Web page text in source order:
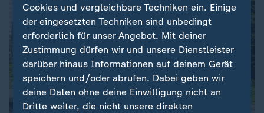
Cookies und vergleichbare Techniken ein. Einige
der eingesetzten Techniken sind unbedingt
erforderlich für unser Angebot. Mit deiner
Zustimmung dürfen wir und unsere Dienstleister
darüber hinaus Informationen auf deinem Gerät
speichern und/oder abrufen. Dabei geben wir
deine Daten ohne deine Einwilligung nicht an
Dritte weiter, die nicht unsere direkten